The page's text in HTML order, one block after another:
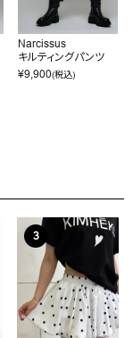
Narcissus
キルティングパンツ
¥9,900(税込)